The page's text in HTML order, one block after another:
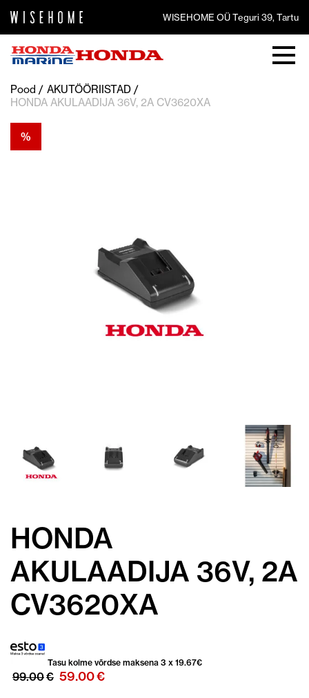
WISEHOME OÜ Teguri 39, Tartu
Pood
AKUTÖÖRIISTAD
HONDA AKULAADIJA 36V, 2A CV3620XA
%
HONDA
AKULAADIJA 36V, 2A
CV3620XA
Tasu kolme võrdse maksena 3 x 19.67€
99.00€ Algne
59.00€